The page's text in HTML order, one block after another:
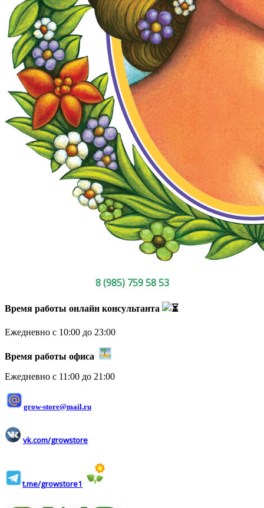
8 (985) 759 58 53
Время работы онлайн консультанта
Ежедневно с 10:00 до 23:00
Время работы офиса
Ежедневно с 11:00 до 21:00
grow-store@mail.ru
vk.com/growstore
t.me/growstore1